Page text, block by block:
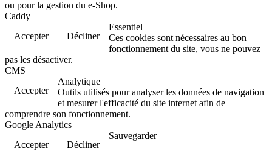
ou pour la gestion du e-Shop.
Caddy
Accepter
Décliner
Essentiel
Ces cookies sont nécessaires au bon
fonctionnement du site, vous ne pouvez
pas les désactiver.
CMS
Accepter
Analytique
Outils utilisés pour analyser les données de navigation
et mesurer l'efficacité du site internet afin de
comprendre son fonctionnement.
Google Analytics
Accepter
Décliner
Sauvegarder